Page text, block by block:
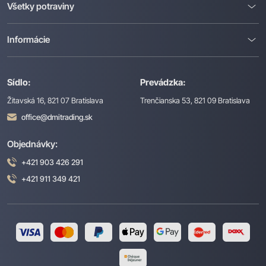
Sídlo:
Žitavská 16, 821 07 Bratislava
office@dmitrading.sk
Prevádzka:
Trenčianska 53, 821 09 Bratislava
Všetky potraviny
Informácie
Objednávky:
+421 903 426 291
+421 911 349 421